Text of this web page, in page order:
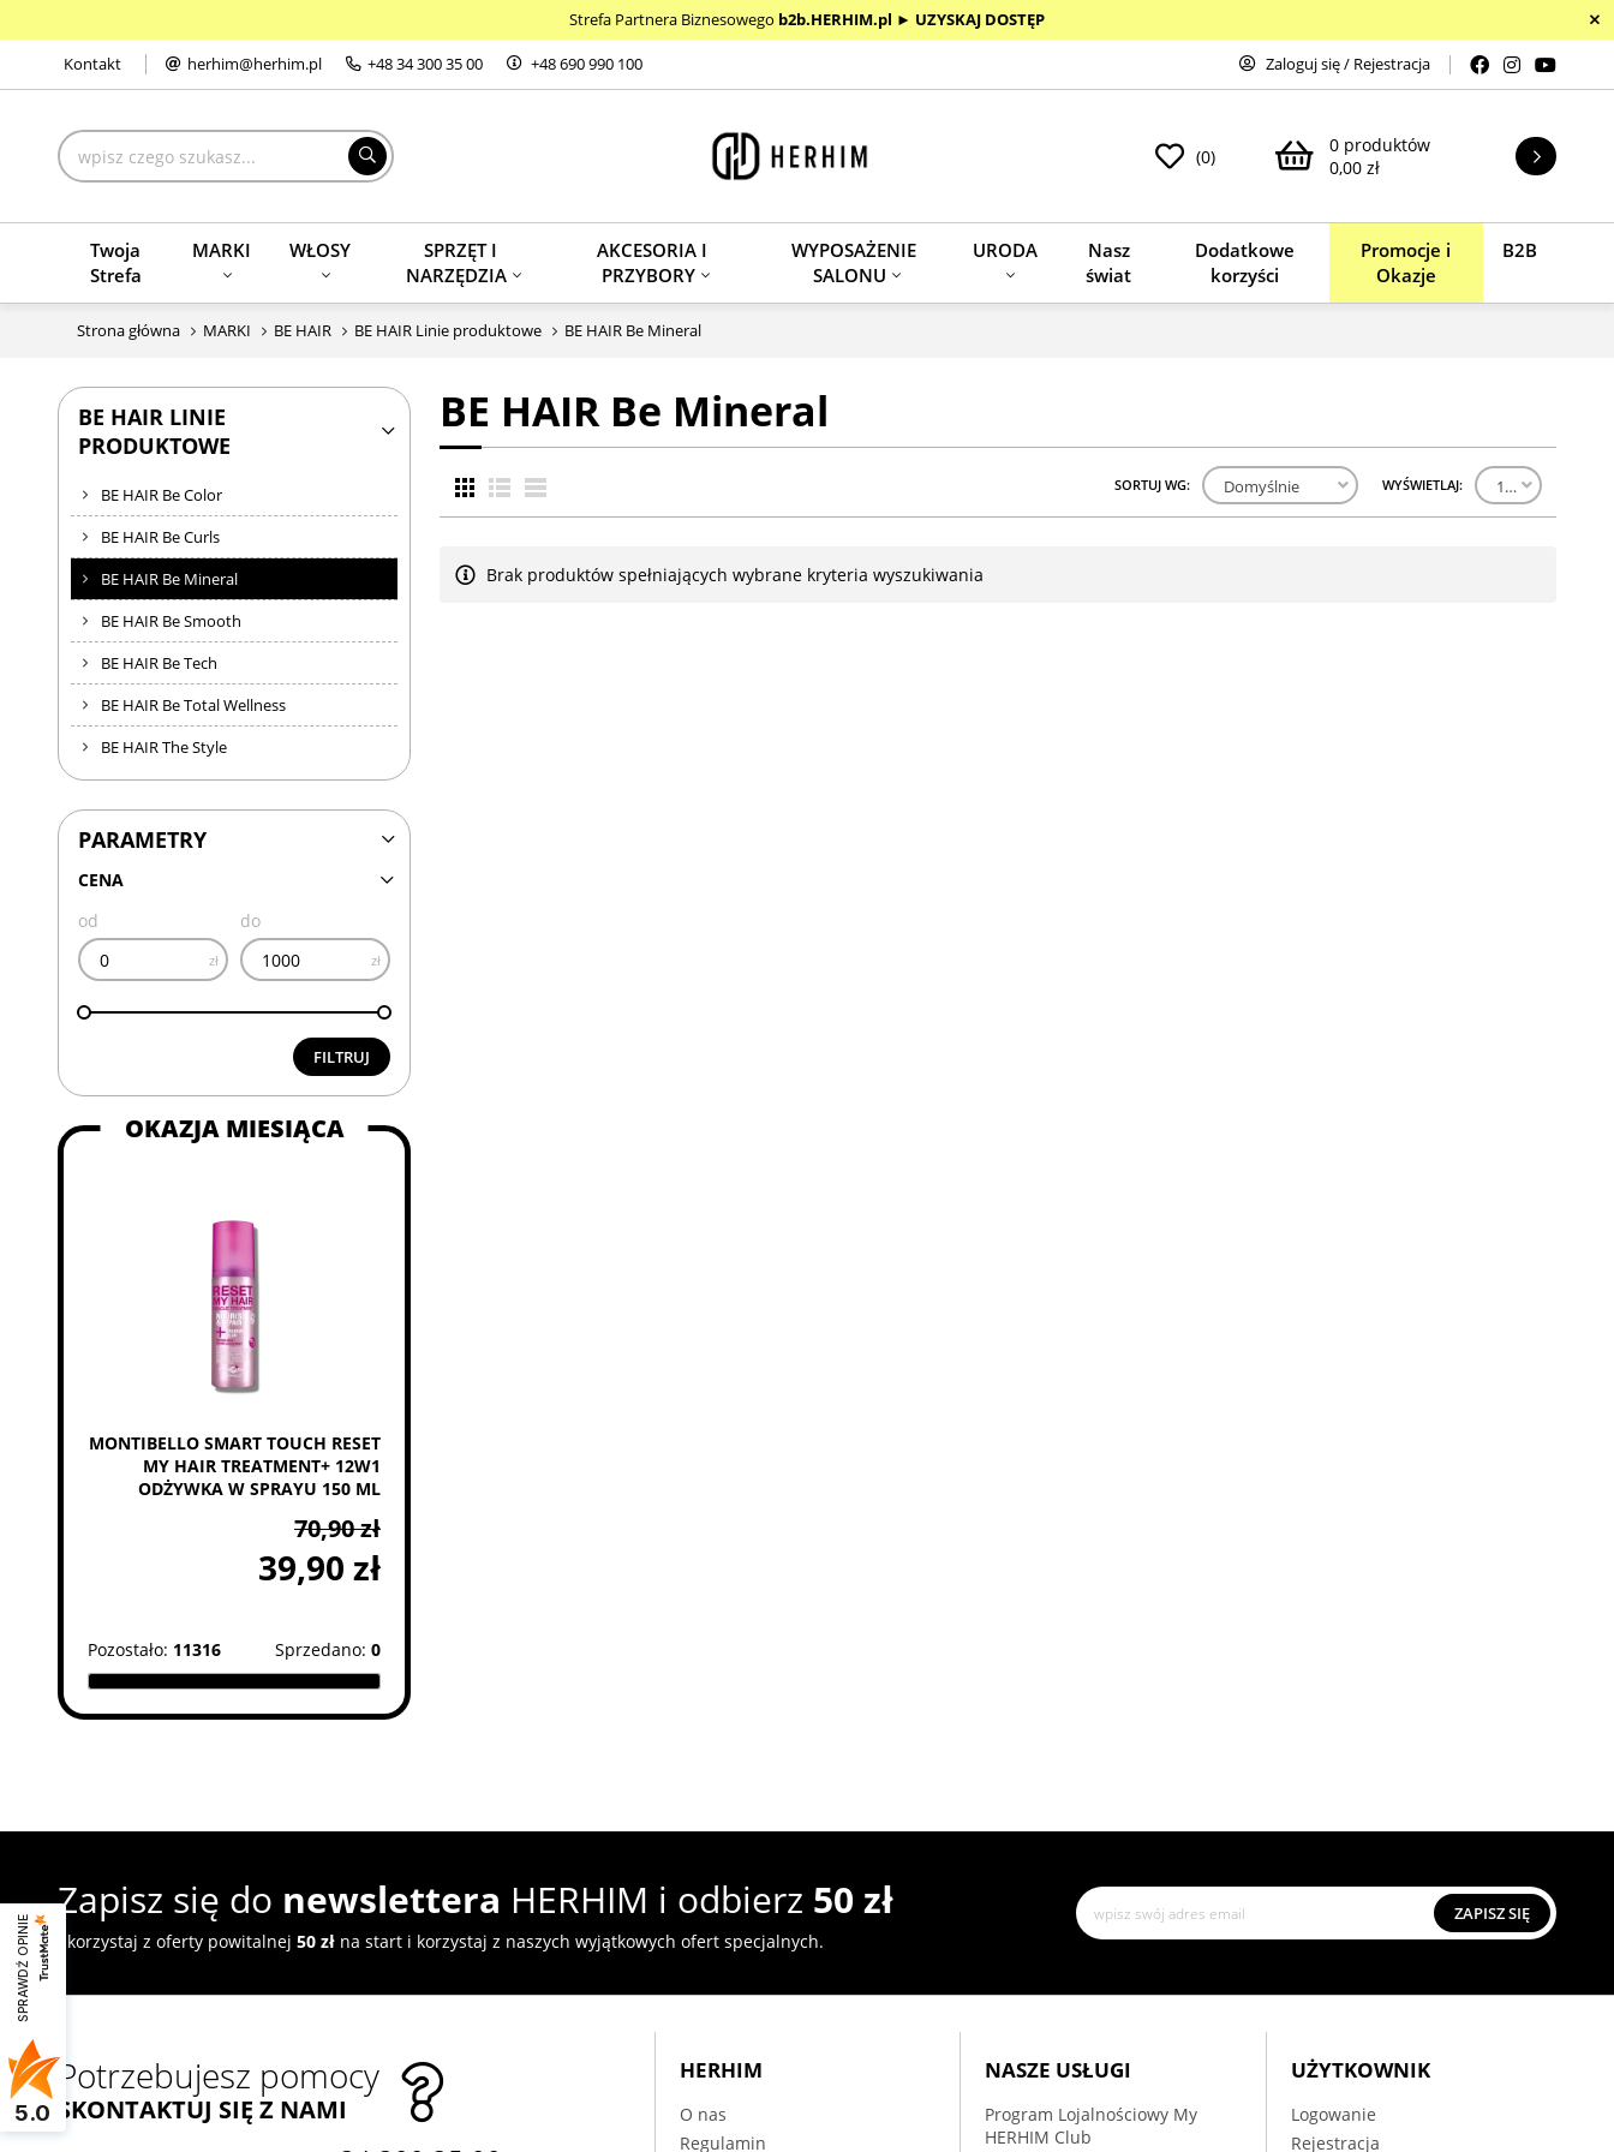
Strefa Partnera Biznesowego b2b.HERHIM.pl ► UZYSKAJ DOSTĘP
Kontakt herhim@herhim.pl +4834 300 35 00 +48 690 990 100 Zaloguj się/ Rejestracja
(0)
0 produktów
0,00 zł
Twoja
Strefa
MARKI WŁOSY
SPRZĘT I
NARZĘDZIA
AKCESORIA I
PRZYBORY
WYPOSAŻENIE
SALONU
URODA
Nasz
świat
Dodatkowe
korzyści
Promocje i
Okazje
B2B
Strona główna MARKI BE HAIR BE HAIR Linie produktowe BE HAIR Be Mineral
BE HAIR LINIE
PRODUKTOWE
BE HAIR Be Color
BE HAIR Be Curls
BE HAIR Be Mineral
BE HAIR Be Smooth
BE HAIR Be Tech
BE HAIR Be Total Wellness
BE HAIR The Style
PARAMETRY
CENA
od
zł
do
zł
FILTRUJ
OKAZJA MIESIĄCA
MONTIBELLO SMART TOUCH RESET
MY HAIR TREATMENT+ 12W1
ODŻYWKA W SPRAYU 150 ML
70,90 zł
39,90 zł
Pozostało: 11316 Sprzedano: 0
BE HAIR Be Mineral
SORTUJ WG: Domyślnie WYŚWIETLAJ: 100
Brak produktów spełniających wybrane kryteria wyszukiwania
Zapisz się do newslettera HERHIM i odbierz 50 zł
Skorzystaj z oferty powitalnej 50 zł na start i korzystaj z naszych wyjątkowych ofert specjalnych.
ZAPISZ SIĘ
Potrzebujesz pomocy
SKONTAKTUJ SIĘ Z NAMI
HERHIM
O nas
Regulamin
NASZE USŁUGI
Program Lojalnościowy My
HERHIM Club
UŻYTKOWNIK
Logowanie
Rejestracja
SPRAWDŹ OPINIE
5.0